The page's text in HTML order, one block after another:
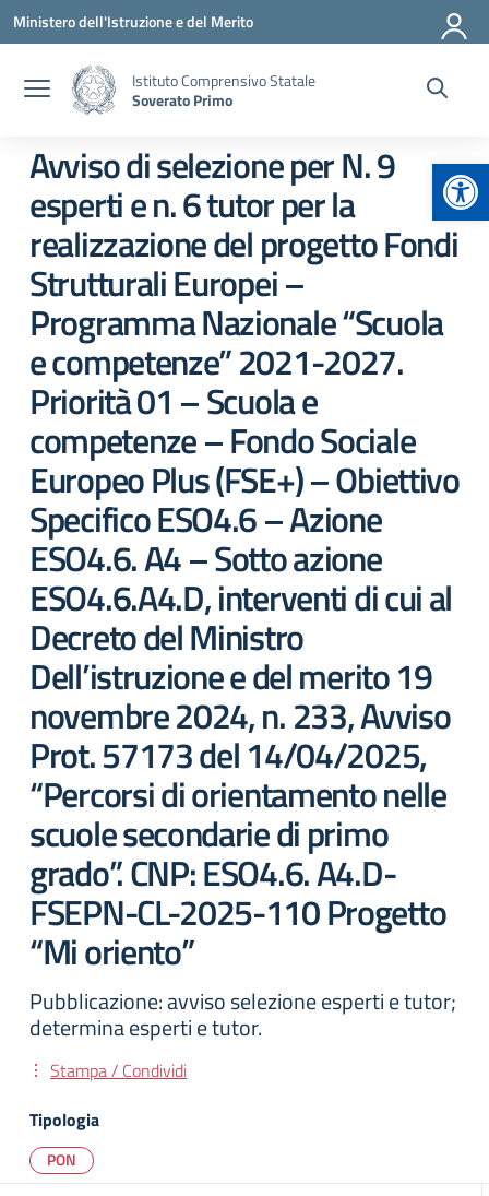
Vai ai contenuti
Vai al menu di navigazione
Vai al footer
Ministero dell'Istruzione e del Merito
Istituto Comprensivo Statale
Soverato Primo
Avviso di selezione per N. 9
esperti e n. 6 tutor per la
realizzazione del progetto Fondi
Strutturali Europei –
Programma Nazionale “Scuola
e competenze” 2021-2027.
Priorità 01 – Scuola e
competenze – Fondo Sociale
Europeo Plus (FSE+) – Obiettivo
Specifico ESO4.6 – Azione
ESO4.6. A4 – Sotto azione
ESO4.6.A4.D, interventi di cui al
Decreto del Ministro
Dell’istruzione e del merito 19
novembre 2024, n. 233, Avviso
Prot. 57173 del 14/04/2025,
“Percorsi di orientamento nelle
scuole secondarie di primo
grado”. CNP: ESO4.6. A4.D-
FSEPN-CL-2025-110 Progetto
“Mi oriento”
Pubblicazione: avviso selezione esperti e tutor;
determina esperti e tutor.
Stampa / Condividi
Tipologia
PON